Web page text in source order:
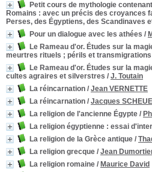
Petit cours de mythologie
Romains : avec un précis des croyances
Perses, des Égyptiens, des Scandinaves
Pour un dialogue avec les athées /
Le Rameau d'or. Études sur la
meurtres rituels ; périls et
Le Rameau d'or. Études sur la
cultes agraires et silverstres / J. Toutain
La réincarnation / Jean VERNETTE
La réincarnation / Jacques
La religion de l'ancienne Égypte /
La religion égyptienne : essai
La religion de la Grèce antique /
La religion grecque / Jean
La religion romaine / Maurice David